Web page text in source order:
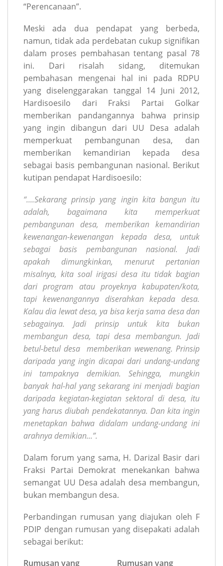
“Perencanaan”.
Meski ada dua pendapat yang berbeda,
namun, tidak ada perdebatan cukup signifikan
dalam proses pembahasan tentang pasal 78
ini. Dari risalah sidang, ditemukan
pembahasan mengenai hal ini pada RDPU
yang diselenggarakan tanggal 14 Juni 2012,
Hardisoesilo dari Fraksi Partai Golkar
memberikan pandangannya bahwa prinsip
yang ingin dibangun dari UU Desa adalah
memperkuat pembangunan desa, dan
memberikan kemandirian kepada desa
sebagai basis pembangunan nasional. Berikut
kutipan pendapat Hardisoesilo:
“....Sekarang prinsip yang ingin kita bangun itu
adalah, bagaimana kita memperkuat
pembangunan desa, memberikan kemandirian
kewenangan-kewenangan kepada desa, untuk
sebagai basis pembangunan nasional. Jadi
apakah dimungkinkan, menurut pertanian
misalnya, kita soal irigasi desa itu tidak bagian
dari program atau proyeknya kabupaten/kota,
tapi kewenangannya diserahkan kepada desa.
Kalau dia lewat desa, ya bisa kerja sama desa dan
sebagainya. Jadi prinsip untuk kita bukan
membangun desa, tapi desa membangun. Jadi
betul-betul desa memberikan wewenang. Prinsip
daripada yang ingin dicapai dari undang-undang
ini tampaknya demikian. Sehingga, mungkin
banyak hal-hal yang sekarang ini menjadi bagian
daripada kegiatan-kegiatan sektoral di desa, itu
yang harus diubah pendekatannya. Dan kita ingin
menetapkan bahwa didalam undang-undang ini
arahnya demikian...”.
Dalam forum yang sama, H. Darizal Basir dari
Fraksi Partai Demokrat menekankan bahwa
semangat UU Desa adalah desa membangun,
bukan membangun desa.
Perbandingan rumusan yang diajukan oleh F
PDIP dengan rumusan yang disepakati adalah
sebagai berikut:
Rumusan yang
Rumusan yang